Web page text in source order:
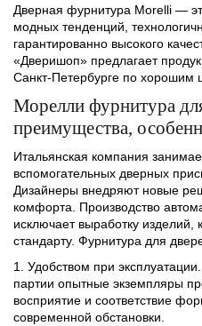
Дверная фурнитура Morelli —
модных тенденций,
гарантированно высокого
«Дверишоп» предлагает
Санкт-Петербурге по хорошим
Морелли фурнитура
преимущества,
Итальянская компания
вспомогательных дверных
Дизайнеры внедряют новые
комфорта. Производство
исключает выработку изделий,
стандарту. Фурнитура для
Удобством при
партии опытные экземпляры
восприятие и соответствие
современной обстановки.